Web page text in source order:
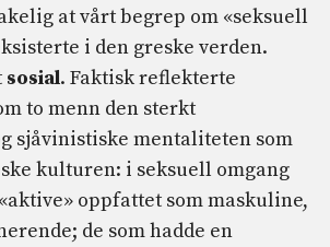
at vårt begrep om «seksuell
i den greske verden.
sosial. Faktisk reflekterte
to menn den sterkt
sjåvinistiske mentaliteten som
kulturen: i seksuell omgang
oppfattet som maskuline,
de som hadde en